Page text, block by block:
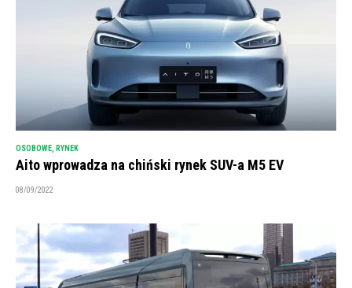
OSOBOWE RYNEK
Aito wprowadza na chiński rynek SUV-a M5 EV
08/09/2022